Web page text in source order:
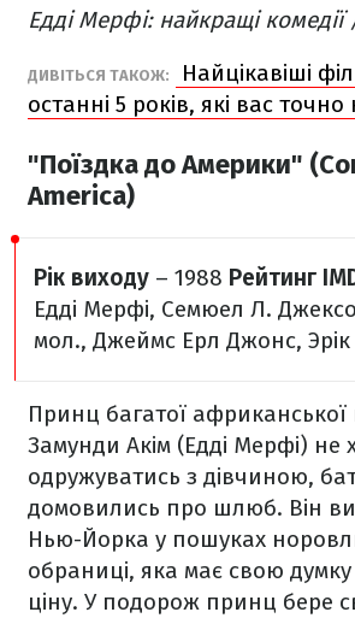
Едді Мерфі: найкращі
​ДИВІТЬСЯ ТАКОЖ:
Найцікавіші
останні 5 років, які вас
"Поїздка до Америки"
America)
Рік виходу – 1988 Рейтинг
Едді Мерфі, Семюел Л.
мол., Джеймс Ерл Джонс,
Принц багатої африканської
Замунди Акім (Едді Мерфі) не
одружуватись з дівчиною,
домовились про шлюб. Він
Нью-Йорка у пошуках
обраниці, яка має свою думку
ціну. У подорож принц бере